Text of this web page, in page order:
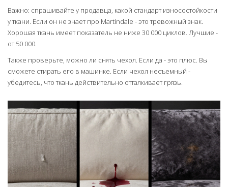
Важно: спрашивайте у продавца, какой стандарт износостойкости
у ткани. Если он не знает про Martindale - это тревожный знак.
Хорошая ткань имеет показатель не ниже 30 000 циклов. Лучшие -
от 50 000.
Также проверьте, можно ли снять чехол. Если да - это плюс. Вы
сможете стирать его в машинке. Если чехол несъемный -
убедитесь, что ткань действительно отталкивает грязь.